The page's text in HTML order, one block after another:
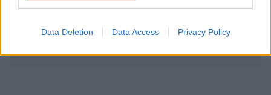
Data Deletion Data Access Privacy Policy